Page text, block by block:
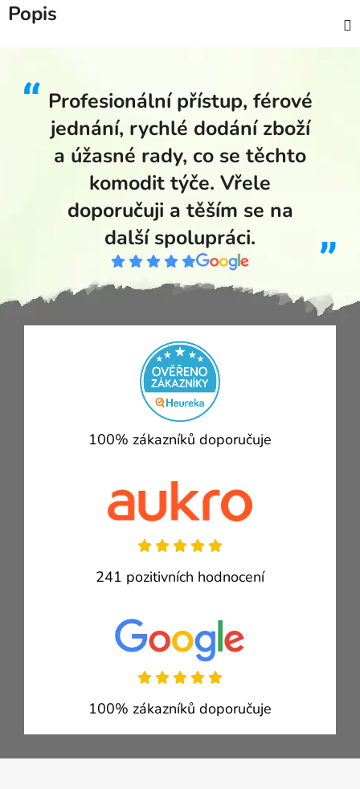
Popis
Profesionální přístup, férové
jednání, rychlé dodání zboží
a úžasné rady, co se těchto
komodit týče. Vřele
doporučuji a těším se na
další spolupráci.
100% zákazníků doporučuje
241 pozitivních hodnocení
100% zákazníků doporučuje